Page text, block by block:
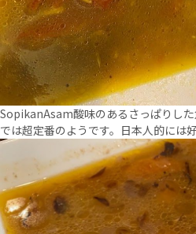
SopikanAsam酸味のあるさっぱりし
では超定番のようです。日本人的には